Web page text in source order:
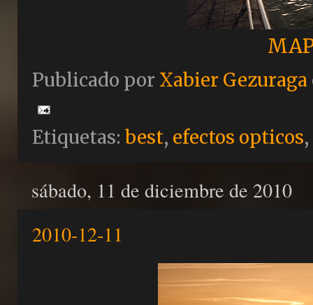
Publicado por Xabier Gezuraga
Etiquetas: best, efectos opticos,
sábado, 11 de diciembre de 2010
2010-12-11